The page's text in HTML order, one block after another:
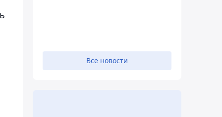
Все новости